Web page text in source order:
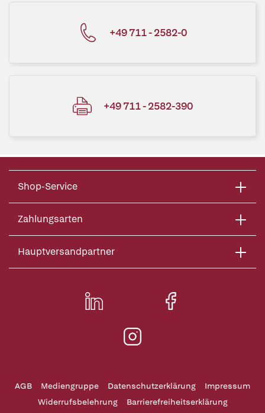
+49 711 - 2582-0
+49 711 - 2582-390
Shop-Service
Zahlungsarten
Hauptversandpartner
AGB Mediengruppe Datenschutzerklärung
Impressum
Widerrufsbelehrung
Barrierefreiheitserklärung